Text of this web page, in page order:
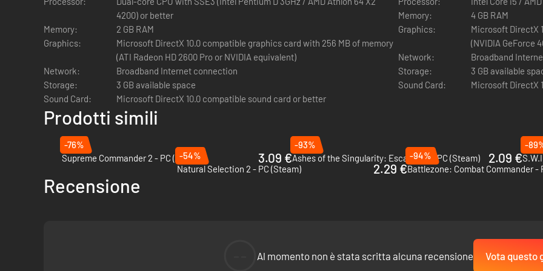
Nuova veste grafica:
Gioca a Battlezone 98 come sarebbe dovuto essere, ad alta risoluzione con nuovi modelli dei veicoli ed edifici, miglioramenti
terreni e non solo.
Gioco online da 2 a 8 giocatori:
Rivivi il fervore del classico Deathmatch o metti alla prova le tue abilità in un'intensa battaglia d'ingegno in modalità Strategia.
Mod da Steam Workshop:
Entra in una una comunità che cresce da ormai due decadi e scopri contenuti quasi illimitati grazie al supporto per mod. Nuove
nuova interfaccia e molto altro ancora.
Editor per mappe:
Non sei ancora un modder? Crea la tua unica mappa multigiocatore grazie all'editor per mappe integrato nel gioco.
4200) or better
Memory:
2 GB RAM
Graphics:
Microsoft DirectX 10.0 compatible graphics card with 256 MB of memory
(ATI Radeon HD 2600 Pro or NVIDIA equivalent)
Network:
Broadband Internet connection
Storage:
3 GB available space
Sound Card:
Microsoft DirectX 10.0 compatible sound card or better
Memory:
4 GB RAM
Graphics:
Microsoft DirectX
(NVIDIA GeForce
Network:
Broadband
Storage:
3 GB available
Sound Card:
Microsoft DirectX
Prodotti simili
-76%
Supreme Commander 2 - PC (Steam)
3.09 €
-93%
Ashes of the Singularity: Escalation - PC (Steam)
2.09 €
-
-54%
Natural Selection 2 - PC (Steam)
2.29 €
-94%
Battlezone: Combat Commander -
Recensione
Al momento non è stata scritta alcuna recensione Vota questo